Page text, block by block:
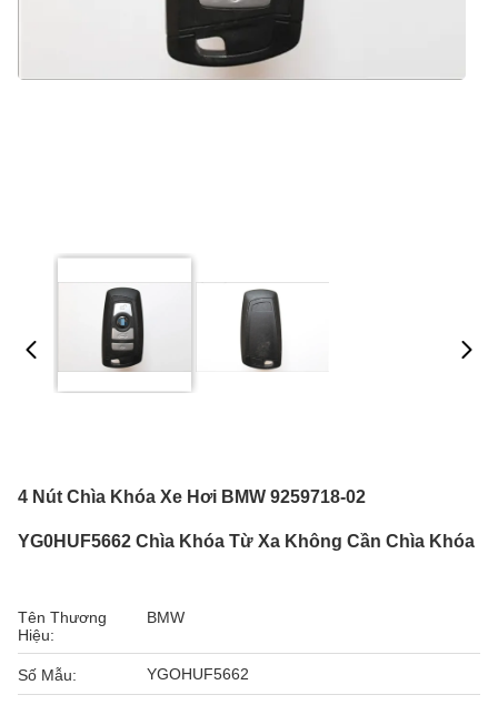
4 Nút Chìa Khóa Xe Hơi BMW 9259718-02
YG0HUF5662 Chìa Khóa Từ Xa Không Cần Chìa Khóa
Tên Thương
Hiệu:
BMW
Số Mẫu: YGOHUF5662